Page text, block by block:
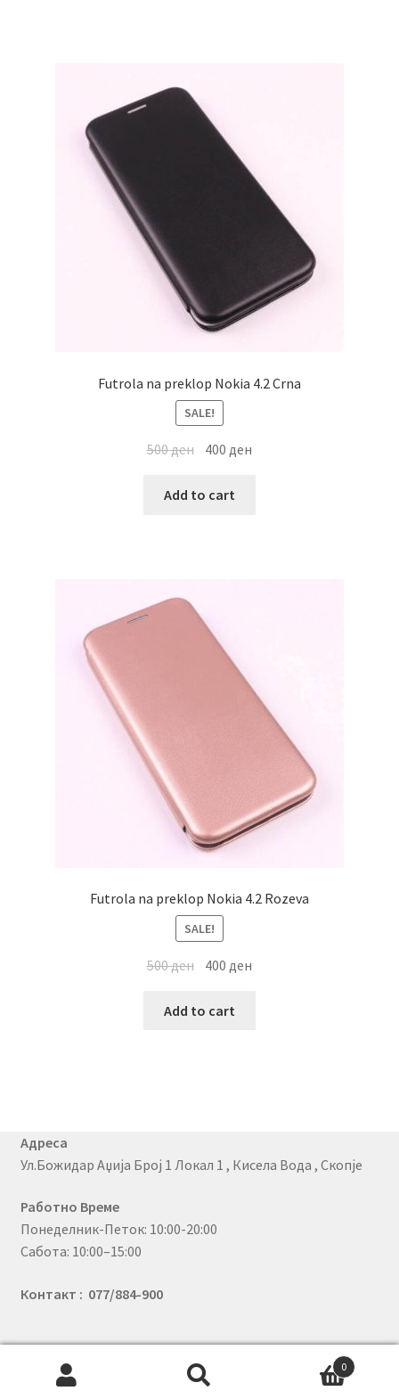
Futrola na preklop Nokia 4.2 Crna
SALE!
500ден 400ден
Add to cart
Futrola na preklop Nokia 4.2 Rozeva
SALE!
500ден 400 ден
Add to cart
Адреса
Ул.Божидар Аџија Број 1 Локал 1 , Кисела Вода , Скопје
Работно Време
Понеделник-Петок: 10:00-20:00
Сабота: 10:00–15:00
Контакт : 077/884-900
© PhoneX 2026
0